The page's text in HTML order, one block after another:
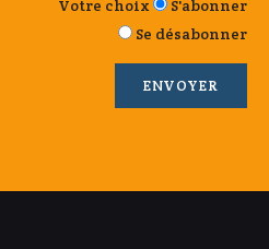
Votre choix
S'abonner
Se désabonner